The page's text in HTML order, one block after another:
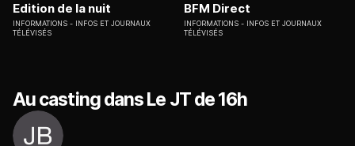
Edition de la nuit
INFORMATIONS
INFOS ET JOURNAUX
TÉLÉVISÉS
BFM Direct
INFORMATIONS
INFOS ET JOURNAUX
TÉLÉVISÉS
Au casting dans Le JT de 16h